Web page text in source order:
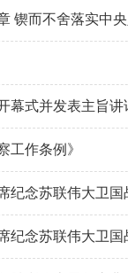
幕式并发表主旨讲
工作条例》
纪念苏联伟大卫
纪念苏联伟大卫